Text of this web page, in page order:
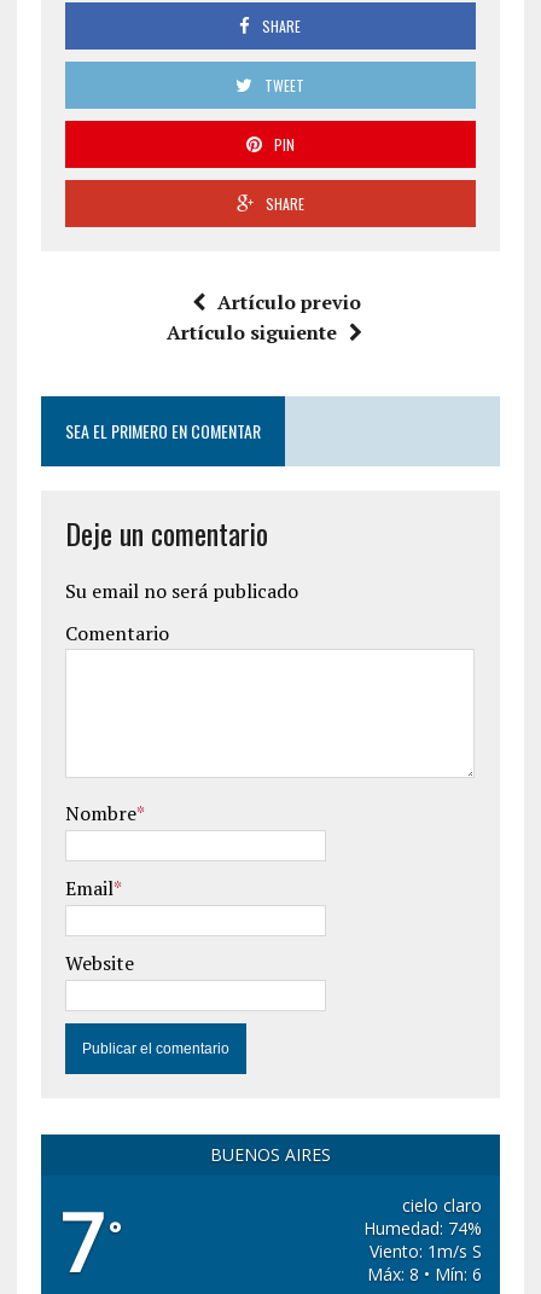
SHARE
TWEET
PIN
SHARE
Artículo previo
Artículo siguiente
SEA EL PRIMERO EN COMENTAR
Deje un comentario
Su email no será publicado
Comentario
Nombre*
Email*
Website
BUENOS AIRES
7°
cielo claro
Humedad: 74%
Viento: 1m/s S
Máx: 8 • Mín: 6